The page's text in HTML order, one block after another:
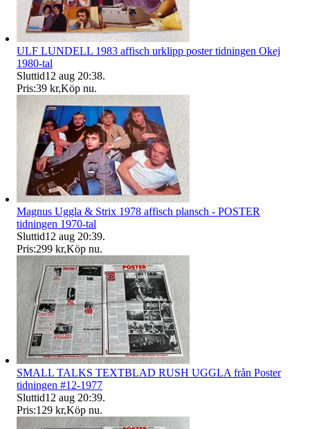
ULF LUNDELL 1983 affisch urklipp poster tidningen Okej
1980-tal
Sluttid12 aug 20:38.
Pris:39 kr,Köp nu.
Magnus Uggla & Strix 1978 affisch plansch - POSTER
tidningen 1970-tal
Sluttid12 aug 20:39.
Pris:299 kr,Köp nu.
SMALL TALKS TEXTBLAD RUSH UGGLA från Poster
tidningen #12-1977
Sluttid12 aug 20:39.
Pris:129 kr,Köp nu.